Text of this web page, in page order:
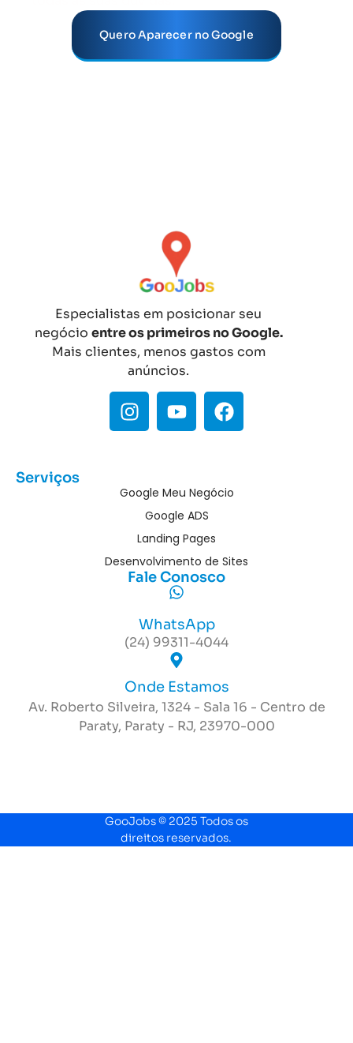
Quero Aparecer no Google
Especialistas em posicionar seu
negócio entre os primeiros no Google.
Mais clientes, menos gastos com
anúncios.
Serviços
Google Meu Negócio
Google ADS
Landing Pages
Desenvolvimento de Sites
Fale Conosco
WhatsApp
(24) 99311-4044
Onde Estamos
Av. Roberto Silveira, 1324 - Sala 16 - Centro de
Paraty, Paraty - RJ, 23970-000
GooJobs © 2025 Todos os
direitos reservados.